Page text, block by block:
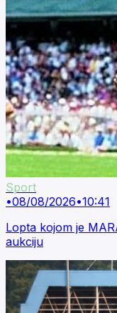
Sport
•08/08/2026•10:41
Lopta kojom je
aukciju